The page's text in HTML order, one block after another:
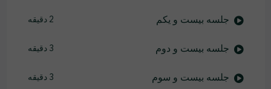
جلسه بیست و یکم 2 دقیقه
جلسه بیست و دوم 3 دقیقه
جلسه بیست و سوم 3 دقیقه